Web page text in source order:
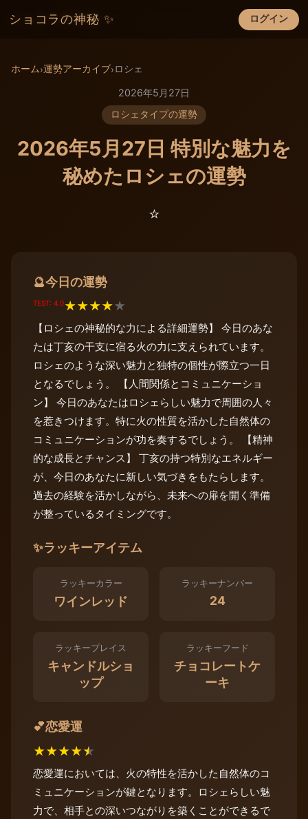
ショコラの神秘 ✨ ログイン
×
ホーム›運勢アーカイブ›ロシェ
2026年5月27日
ロシェタイプの運勢
2026年5月27日 特別な魅力を
秘めたロシェの運勢
⭐️
🔮今日の運勢
TEST: 4.0★★★★★
【ロシェの神秘的な力による詳細運勢】 今日のあな
たは丁亥の干支に宿る火の力に支えられています。
ロシェのような深い魅力と独特の個性が際立つ一日
となるでしょう。 【人間関係とコミュニケーショ
ン】 今日のあなたはロシェらしい魅力で周囲の人々
を惹きつけます。特に火の性質を活かした自然体の
コミュニケーションが功を奏するでしょう。 【精神
的な成長とチャンス】 丁亥の持つ特別なエネルギー
が、今日のあなたに新しい気づきをもたらします。
過去の経験を活かしながら、未来への扉を開く準備
が整っているタイミングです。
✨ラッキーアイテム
ラッキーカラー
ワインレッド
ラッキーナンバー
24
ラッキープレイス
キャンドルショ
ップ
ラッキーフード
チョコレートケ
ーキ
💕恋愛運
★★★★★
恋愛運においては、火の特性を活かした自然体のコ
ミュニケーションが鍵となります。ロシェらしい魅
力で、相手との深いつながりを築くことができるで